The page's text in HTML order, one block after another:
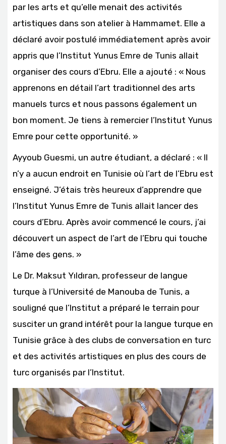
par les arts et qu’elle menait des activités
artistiques dans son atelier à Hammamet. Elle a
déclaré avoir postulé immédiatement après avoir
appris que l’Institut Yunus Emre de Tunis allait
organiser des cours d’Ebru. Elle a ajouté : « Nous
apprenons en détail l’art traditionnel des arts
manuels turcs et nous passons également un
bon moment. Je tiens à remercier l’Institut Yunus
Emre pour cette opportunité. »
Ayyoub Guesmi, un autre étudiant, a déclaré : « Il
n’y a aucun endroit en Tunisie où l’art de l’Ebru est
enseigné. J’étais très heureux d’apprendre que
l’Institut Yunus Emre de Tunis allait lancer des
cours d’Ebru. Après avoir commencé le cours, j’ai
découvert un aspect de l’art de l’Ebru qui touche
l’âme des gens. »
Le Dr. Maksut Yıldıran, professeur de langue
turque à l’Université de Manouba de Tunis, a
souligné que l’Institut a préparé le terrain pour
susciter un grand intérêt pour la langue turque en
Tunisie grâce à des clubs de conversation en turc
et des activités artistiques en plus des cours de
turc organisés par l’Institut.